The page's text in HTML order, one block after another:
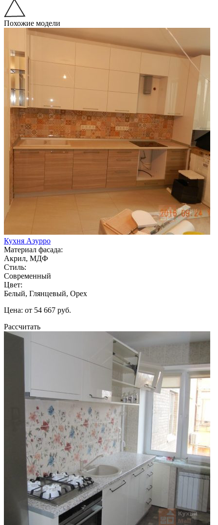
Похожие модели
Кухня Азурро
Материал фасада:
Акрил, МДФ
Стиль:
Современный
Цвет:
Белый, Глянцевый, Орех
Цена: от 54 667 руб.
Рассчитать